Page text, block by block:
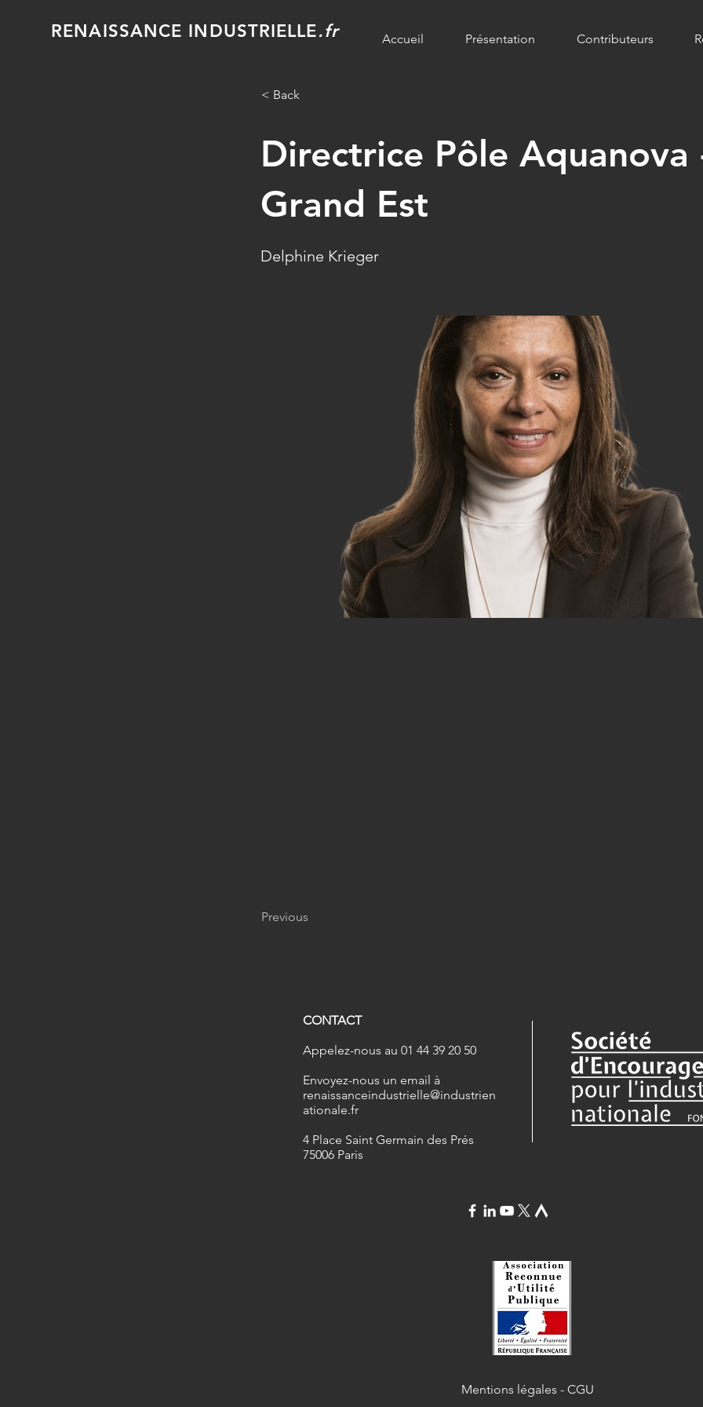
RENAISSANCE INDUSTRIELLE.fr Accueil Présentation Contributeurs
< Back
Directrice Pôle Aquanova
Grand Est
Delphine Krieger
Previous
CONTACT
Appelez-nous au 01 44 39 20 50
​Envoyez-nous un email à
renaissanceindustrielle@industrien
ationale.fr
4 Place Saint Germain des Prés
75006 Paris
Mentions légales - CGU